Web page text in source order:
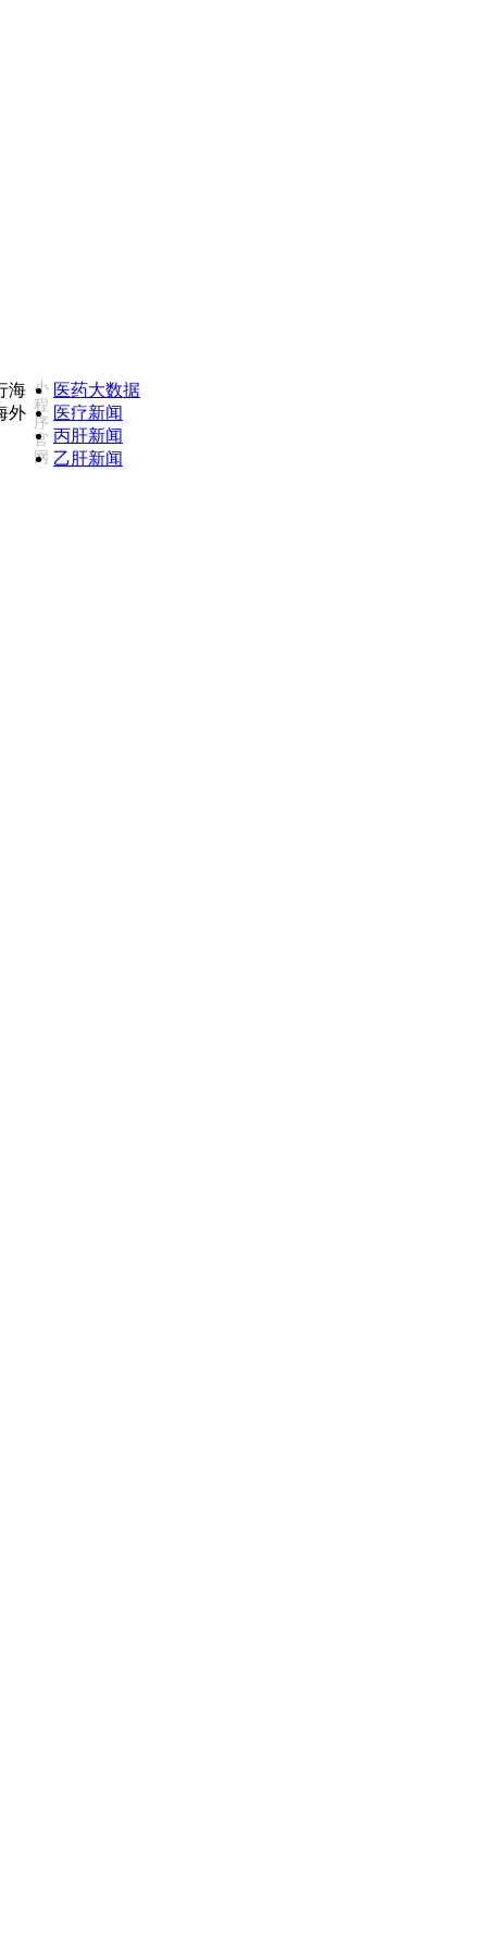
小
程
序
官
网
医药大数据
医疗新闻
丙肝新闻
乙肝新闻